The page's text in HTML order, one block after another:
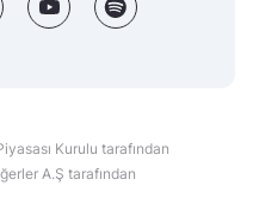
Kurulu tarafından
A.Ş tarafından